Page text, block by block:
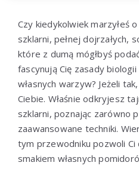
Czy kiedykolwiek marzyłeś
szklarni, pełnej dojrzałych,
które z dumą mógłbyś
fascynują Cię zasady
własnych warzyw? Jeżeli
Ciebie. Właśnie odkryjesz
szklarni, poznając zarówno
zaawansowane techniki.
tym przewodniku pozwoli Ci
smakiem własnych